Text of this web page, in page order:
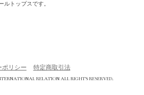
ルトップスです。
ポリシー 特定商取引法
RELATION ALL RIGHTS RESERVED.